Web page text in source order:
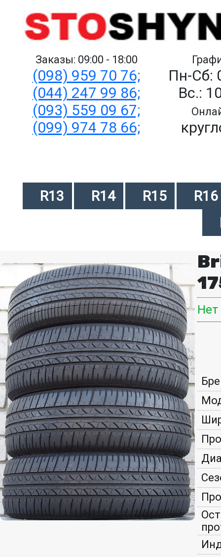
Заказы: 09:00 - 18:00
(098) 959 70 76;
(044) 247 99 86;
(093) 559 09 67;
(099) 974 78 66;
Пн-Сб:
Вс.:
R13 R14 R15
R16